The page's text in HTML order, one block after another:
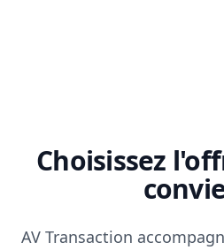
Choisissez
AV Transaction